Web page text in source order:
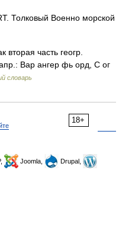
Толковый Военно морской
часть геогр.
Вар ангер фь орд, С ог
словарь
18+
Joomla,
Drupal,